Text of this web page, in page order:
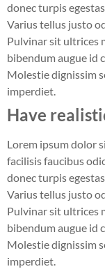
donec turpis
Varius tellus justo
Pulvinar sit ultrices
bibendum augue id
Molestie dignissim
imperdiet.
Have
Lorem ipsum dolor
facilisis faucibus
donec turpis
Varius tellus justo
Pulvinar sit ultrices
bibendum augue id
Molestie dignissim
imperdiet.